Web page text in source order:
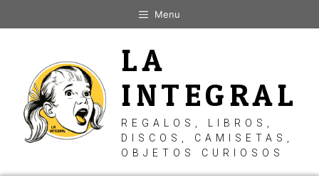
al
Menu
LA
INTEGRAL
REGALOS, LIBROS,
DISCOS, CAMISETAS,
OBJETOS CURIOSOS